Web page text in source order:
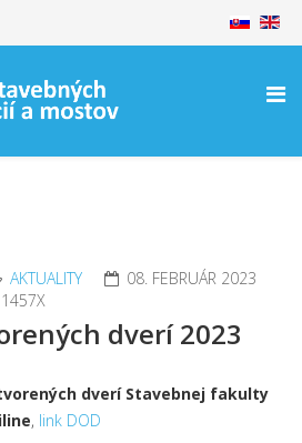
AKTUALITY
08. FEBRUÁR 2023
1457X
dverí 2023
dverí Stavebnej fakulty
, link DOD